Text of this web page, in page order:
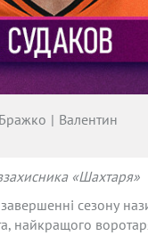
Валентин
«Шахтаря»
сезону
найкращого